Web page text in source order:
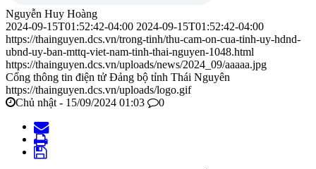
Nguyễn Huy Hoàng
2024-09-15T01:52:42-04:00 2024-09-15T01:52:42-04:00
https://thainguyen.dcs.vn/trong-tinh/thu-cam-on-cua-tinh-uy-hdnd-
ubnd-uy-ban-mttq-viet-nam-tinh-thai-nguyen-1048.html
https://thainguyen.dcs.vn/uploads/news/2024_09/aaaaa.jpg
Cổng thông tin điện tử Đảng bộ tỉnh Thái Nguyên
https://thainguyen.dcs.vn/uploads/logo.gif
Chủ nhật - 15/09/2024 01:03
0